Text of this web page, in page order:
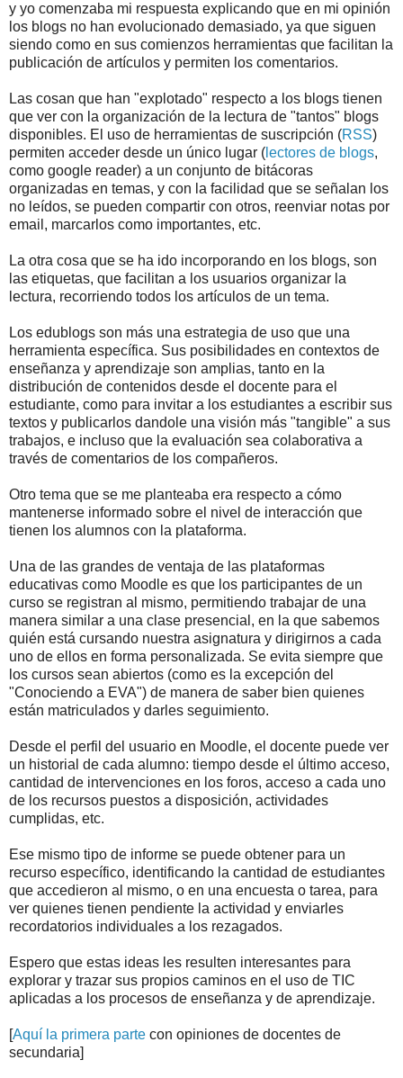
y yo comenzaba mi respuesta explicando que en mi opinión
los blogs no han evolucionado demasiado, ya que siguen
siendo como en sus comienzos herramientas que facilitan la
publicación de artículos y permiten los comentarios.
Las cosan que han "explotado" respecto a los blogs tienen
que ver con la organización de la lectura de "tantos" blogs
disponibles. El uso de herramientas de suscripción (RSS)
permiten acceder desde un único lugar ( lectores de blogs,
como google reader) a un conjunto de bitácoras
organizadas en temas, y con la facilidad que se señalan los
no leídos, se pueden compartir con otros, reenviar notas por
email, marcarlos como importantes, etc.
La otra cosa que se ha ido incorporando en los blogs, son
las etiquetas, que facilitan a los usuarios organizar la
lectura, recorriendo todos los artículos de un tema.
Los edublogs son más una estrategia de uso que una
herramienta específica. Sus posibilidades en contextos de
enseñanza y aprendizaje son amplias, tanto en la
distribución de contenidos desde el docente para el
estudiante, como para invitar a los estudiantes a escribir sus
textos y publicarlos dandole una visión más "tangible" a sus
trabajos, e incluso que la evaluación sea colaborativa a
través de comentarios de los compañeros.
Otro tema que se me planteaba era respecto a cómo
mantenerse informado sobre el nivel de interacción que
tienen los alumnos con la plataforma.
Una de las grandes de ventaja de las plataformas
educativas como Moodle es que los participantes de un
curso se registran al mismo, permitiendo trabajar de una
manera similar a una clase presencial, en la que sabemos
quién está cursando nuestra asignatura y dirigirnos a cada
uno de ellos en forma personalizada. Se evita siempre que
los cursos sean abiertos (como es la excepción del
"Conociendo a EVA") de manera de saber bien quienes
están matriculados y darles seguimiento.
Desde el perfil del usuario en Moodle, el docente puede ver
un historial de cada alumno: tiempo desde el último acceso,
cantidad de intervenciones en los foros, acceso a cada uno
de los recursos puestos a disposición, actividades
cumplidas, etc.
Ese mismo tipo de informe se puede obtener para un
recurso específico, identificando la cantidad de estudiantes
que accedieron al mismo, o en una encuesta o tarea, para
ver quienes tienen pendiente la actividad y enviarles
recordatorios individuales a los rezagados.
Espero que estas ideas les resulten interesantes para
explorar y trazar sus propios caminos en el uso de TIC
aplicadas a los procesos de enseñanza y de aprendizaje.
[Aquí la primera parte con opiniones de docentes de
secundaria]